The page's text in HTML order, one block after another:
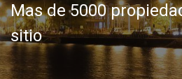
Mas de 5000
sitio